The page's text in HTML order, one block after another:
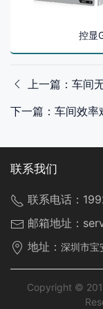
控显
上一篇：车间无纸化
联系我们
联系电话：
邮箱地址：
地址： 深圳市宝
Copyright ©